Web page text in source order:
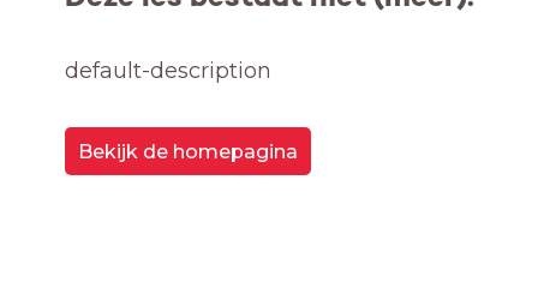
default-description
Bekijk de homepagina